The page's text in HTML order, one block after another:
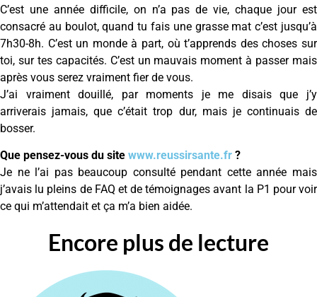
C’est une année difficile, on n’a pas de vie, chaque jour est
consacré au boulot, quand tu fais une grasse mat c’est jusqu’à
7h30-8h. C’est un monde à part, où t’apprends des choses sur
toi, sur tes capacités. C’est un mauvais moment à passer mais
après vous serez vraiment fier de vous.
J’ai vraiment douillé, par moments je me disais que j’y
arriverais jamais, que c’était trop dur, mais je continuais de
bosser.
Que pensez-vous du site www.reussirsante.fr ?
Je ne l’ai pas beaucoup consulté pendant cette année mais
j’avais lu pleins de FAQ et de témoignages avant la P1 pour voir
ce qui m’attendait et ça m’a bien aidée.
Encore plus de lecture